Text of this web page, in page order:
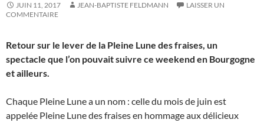
JUIN 11, 2017 JEAN-BAPTISTE FELDMANN
LAISSER UN
COMMENTAIRE
Retour sur le lever de la Pleine Lune des fraises, un
spectacle que l’on pouvait suivre ce weekend en Bourgogne
et ailleurs.
Chaque Pleine Lune a un nom : celle du mois de juin est
appelée Pleine Lune des fraises en hommage aux délicieux